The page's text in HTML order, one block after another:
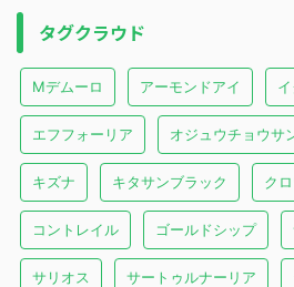
タグクラウド
Mデムーロ アーモンドアイ
エフフォーリア オジュウチョウサ
キズナ キタサンブラック ク
コントレイル ゴールドシップ
サリオス サートゥルナーリア